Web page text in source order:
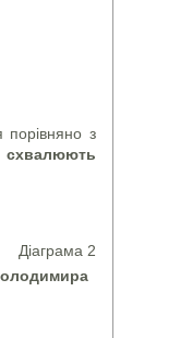
порівняно з
схвалюють
Діаграма 2